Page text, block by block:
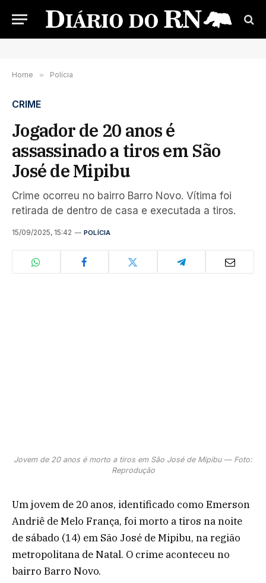
Home » Polícia
CRIME
Jogador de 20 anos é
assassinado a tiros em São
José de Mipibu
Crime ocorreu no bairro Barro Novo. Vítima foi
retirada de dentro de casa e executada a tiros.
15/09/2025, 15:42 POLÍCIA
Jovem de 20 anos é morto a tiros em São José de Mipibu — Foto:
Reprodução
Um jovem de 20 anos, identificado como Emerson
Andriê de Melo França, foi morto a tiros na noite
de sábado (14) em São José de Mipibu, na região
metropolitana de Natal. O crime aconteceu no
bairro Barro Novo.